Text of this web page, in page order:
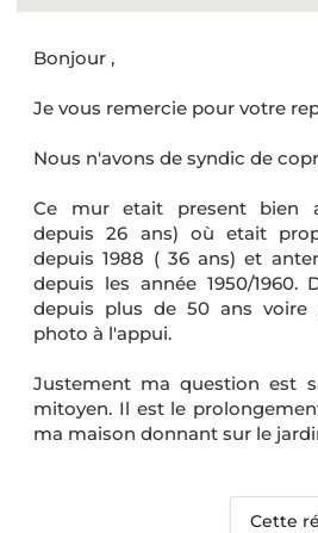
Bonjour ,
Je vous remercie pour votre
Nous n'avons de syndic de
Ce mur etait present bien
depuis 26 ans) où etait
depuis 1988 ( 36 ans) et
depuis les année 1950/
depuis plus de 50 ans voire
photo à l'appui.
Justement ma question est
mitoyen. Il est le
ma maison donnant sur le
Cette